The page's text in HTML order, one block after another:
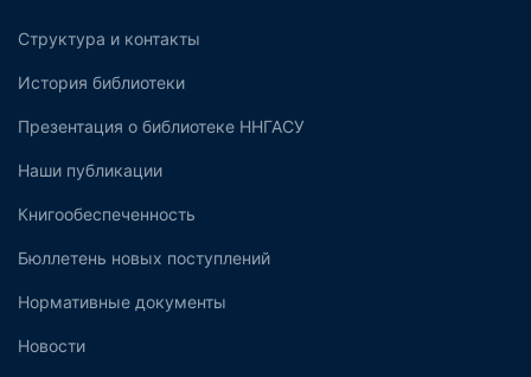
Структура и контакты
История библиотеки
Презентация о библиотеке ННГАСУ
Наши публикации
Книгообеспеченность
Бюллетень новых поступлений
Нормативные документы
Новости